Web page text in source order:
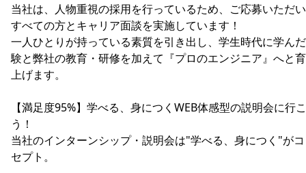
当社は、人物重視の採用を行っているため、ご応募いただ
すべての方とキャリア面談を実施しています！
一人ひとりが持っている素質を引き出し、学生時代に学ん
験と弊社の教育・研修を加えて『プロのエンジニア』へと
上げます。
【満足度95%】学べる、身につくWEB体感型の説明会に行こ
う！
当社のインターンシップ・説明会は"学べる、身につく"が
セプト。